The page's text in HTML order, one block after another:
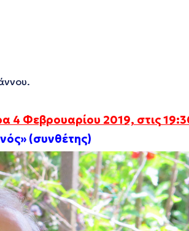
4 Φεβρουαρίου 2019, στις
(συνθέτης)